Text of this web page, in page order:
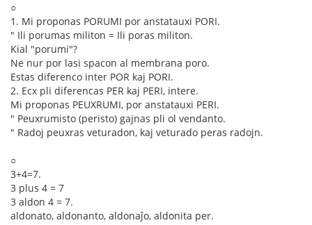
○
1. Mi proponas PORUMI por anstatauxi PORI.
" Ili porumas militon = Ili poras militon.
Kial "porumi"?
Ne nur por lasi spacon al membrana poro.
Estas diferenco inter POR kaj PORI.
2. Ecx pli diferencas PER kaj PERI, intere.
Mi proponas PEUXRUMI, por anstatauxi PERI.
" Peuxrumisto (peristo) gajnas pli ol vendanto.
" Radoj peuxras veturadon, kaj veturado peras radojn.
○
3+4=7.
3 plus 4 = 7
3 aldon 4 = 7.
aldonato, aldonanto, aldonaĵo, aldonita per.